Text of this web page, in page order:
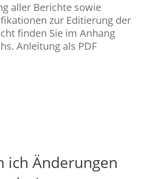
aller Berichte sowie
zur Editierung der
finden Sie im Anhang
Anleitung als PDF
ich Änderungen